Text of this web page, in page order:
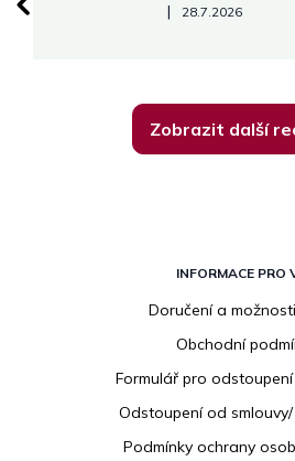
Hodnocení obchodu je 5 z 5
| 28.7.2026
Zobrazit další
INFORMACE PRO
Doručení a
Obchodní
Formulář pro
Odstoupení od smlouvy/
Podmínky ochrany